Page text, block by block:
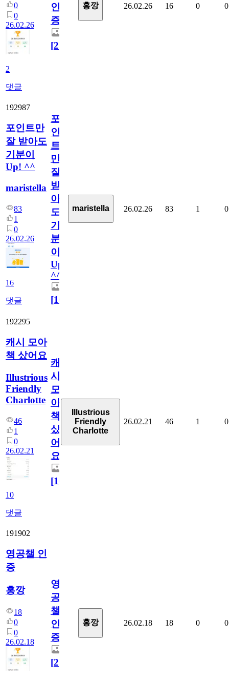
0
0
26.02.26
2
댓글
인
증
[2]
홍깡 26.02.26 16 0 0
192987
포인트만
잘 받아도
기분이
Up! ^^
maristella
83
1
0
26.02.26
16
댓글
포
인
트
만
잘
받
아
도
기
분
이
Up!
^^
[16
maristella 26.02.26 83 1 0
192295
캐시 모아
책 샀어요
Illustrious
Friendly
Charlotte
46
1
0
26.02.21
10
댓글
캐
시
모
아
책
샀
어
요
[10
Illustrious
Friendly
Charlotte
26.02.21 46 1 0
191902
영공챌 인
증
홍깡
18
0
0
26.02.18
영
공
챌
인
증
[2]
홍깡 26.02.18 18 0 0